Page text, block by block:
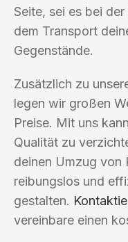
Seite, sei es bei
dem Transport
Gegenstände.
Zusätzlich zu
legen wir großen
Preise. Mit uns
Qualität zu
deinen Umzug von
reibungslos und
gestalten.
vereinbare einen